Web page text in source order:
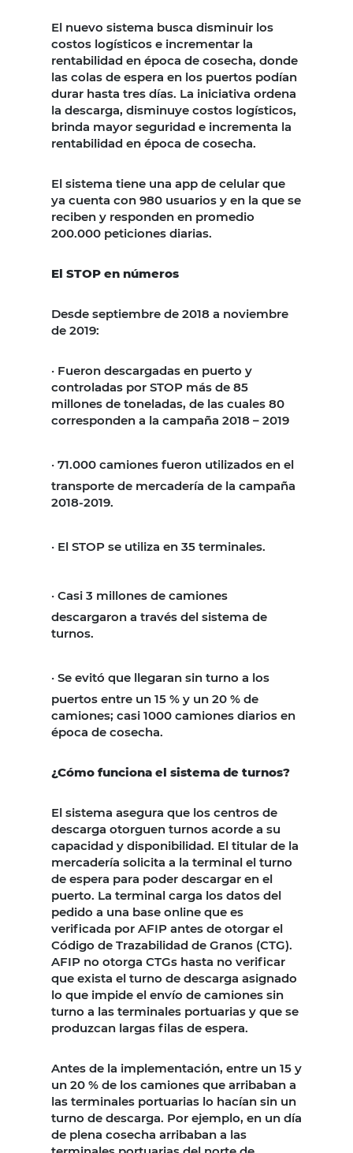
El nuevo sistema busca disminuir los
costos logísticos e incrementar la
rentabilidad en época de cosecha, donde
las colas de espera en los puertos podían
durar hasta tres días. La iniciativa ordena
la descarga, disminuye costos logísticos,
brinda mayor seguridad e incrementa la
rentabilidad en época de cosecha.
El sistema tiene una app de celular que
ya cuenta con 980 usuarios y en la que se
reciben y responden en promedio
200.000 peticiones diarias.
El STOP en números
Desde septiembre de 2018 a noviembre
de 2019:
· Fueron descargadas en puerto y
controladas por STOP más de 85
millones de toneladas, de las cuales 80
corresponden a la campaña 2018 – 2019
· 71.000 camiones fueron utilizados en el
transporte de mercadería de la campaña
2018-2019.
· El STOP se utiliza en 35 terminales.
· Casi 3 millones de camiones
descargaron a través del sistema de
turnos.
· Se evitó que llegaran sin turno a los
puertos entre un 15 % y un 20 % de
camiones; casi 1000 camiones diarios en
época de cosecha.
¿Cómo funciona el sistema de turnos?
El sistema asegura que los centros de
descarga otorguen turnos acorde a su
capacidad y disponibilidad. El titular de la
mercadería solicita a la terminal el turno
de espera para poder descargar en el
puerto. La terminal carga los datos del
pedido a una base online que es
verificada por AFIP antes de otorgar el
Código de Trazabilidad de Granos (CTG).
AFIP no otorga CTGs hasta no verificar
que exista el turno de descarga asignado
lo que impide el envío de camiones sin
turno a las terminales portuarias y que se
produzcan largas filas de espera.
Antes de la implementación, entre un 15 y
un 20 % de los camiones que arribaban a
las terminales portuarias lo hacían sin un
turno de descarga. Por ejemplo, en un día
de plena cosecha arribaban a las